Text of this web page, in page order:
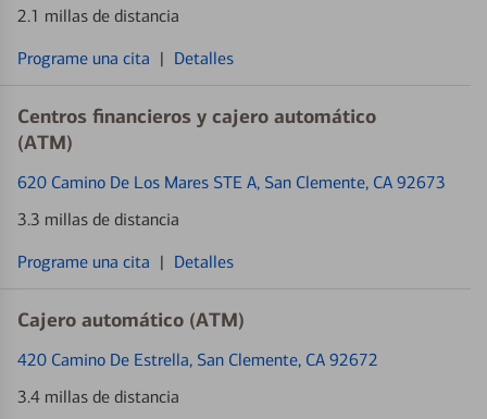
2.1 millas de distancia
Programe una cita | Detalles
Centros financieros y cajero automático
(ATM)
620 Camino De Los Mares STE A, San Clemente, CA 92673
3.3 millas de distancia
Programe una cita | Detalles
Cajero automático (ATM)
420 Camino De Estrella, San Clemente, CA 92672
3.4 millas de distancia